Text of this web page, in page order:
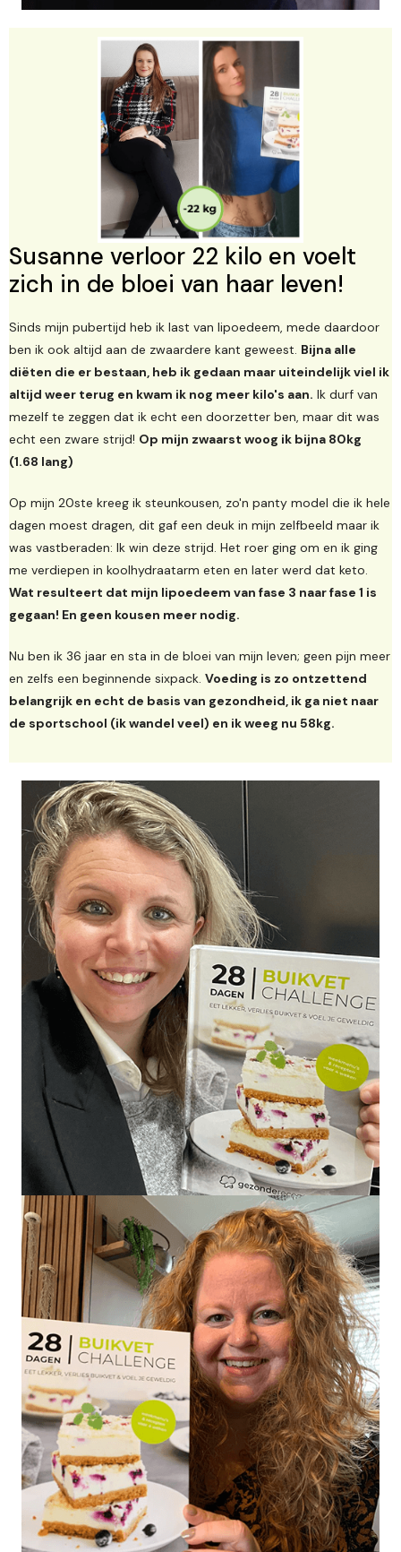
Susanne verloor 22 kilo en voelt
zich in de bloei van haar leven!
Sinds mijn pubertijd heb ik last van lipoedeem, mede daardoor
ben ik ook altijd aan de zwaardere kant geweest. Bijna alle
diëten die er bestaan, heb ik gedaan maar uiteindelijk viel ik
altijd weer terug en kwam ik nog meer kilo's aan. Ik durf van
mezelf te zeggen dat ik echt een doorzetter ben, maar dit was
echt een zware strijd! Op mijn zwaarst woog ik bijna 80kg
(1.68 lang)
Op mijn 20ste kreeg ik steunkousen, zo'n panty model die ik hele
dagen moest dragen, dit gaf een deuk in mijn zelfbeeld maar ik
was vastberaden: Ik win deze strijd. Het roer ging om en ik ging
me verdiepen in koolhydraatarm eten en later werd dat keto.
Wat resulteert dat mijn lipoedeem van fase 3 naar fase 1 is
gegaan! En geen kousen meer nodig.
Nu ben ik 36 jaar en sta in de bloei van mijn leven; geen pijn meer
en zelfs een beginnende sixpack. Voeding is zo ontzettend
belangrijk en echt de basis van gezondheid, ik ga niet naar
de sportschool (ik wandel veel) en ik weeg nu 58kg.